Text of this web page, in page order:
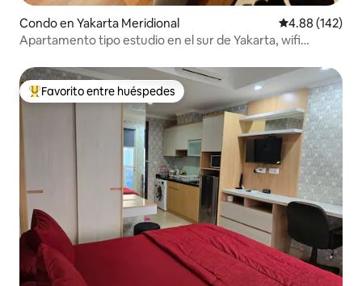
Condo en Yakarta Meridional Calificación
4.88 (142)
Apartamento tipo estudio en el sur de Yakarta, wifi
Favorito entre huéspedes preferido
Favorito entre huéspedes